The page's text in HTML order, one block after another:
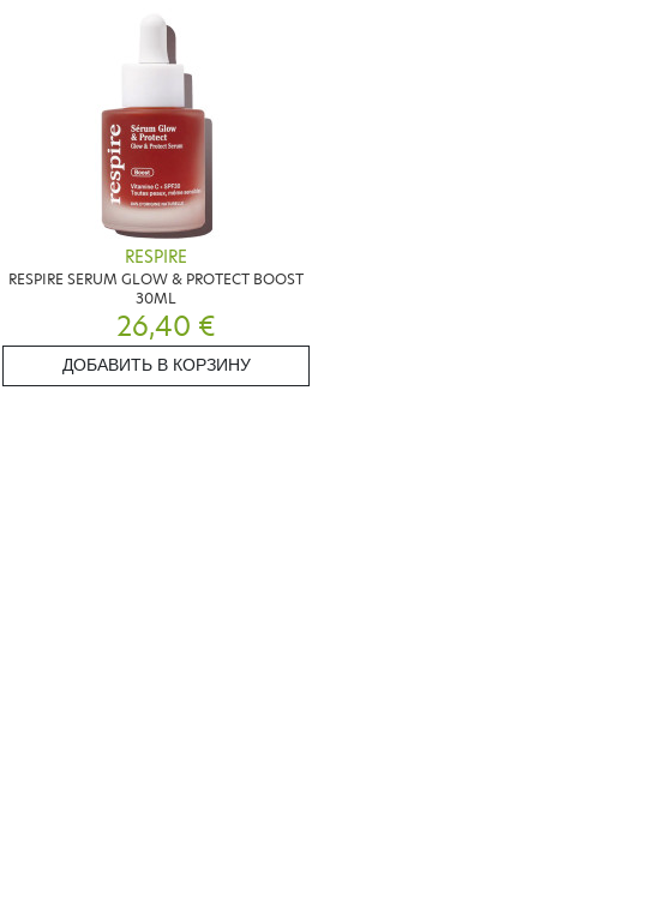
RESPIRE
RESPIRE SERUM GLOW & PROTECT BOOST
30ML
26,40 €
ДОБАВИТЬ В КОРЗИНУ